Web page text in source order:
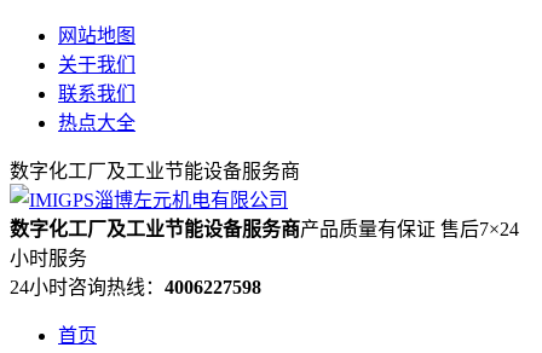
网站地图
关于我们
联系我们
热点大全
数字化工厂及工业节能设备服务商
数字化工厂及工业节能设备服务商产品质量有保证 售后7×24
小时服务
24小时咨询热线： 4006227598
首页